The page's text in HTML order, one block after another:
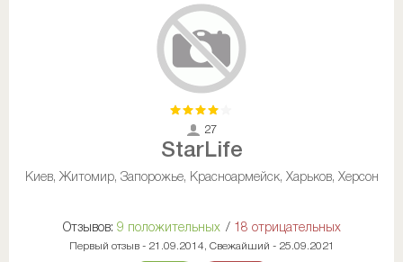
27
StarLife
Киев, Житомир, Запорожье, Красноармейск, Харьков, Херсон
Отзывов: 9 положительных / 18 отрицательных
Первый отзыв - 21.09.2014, Свежайший - 25.09.2021